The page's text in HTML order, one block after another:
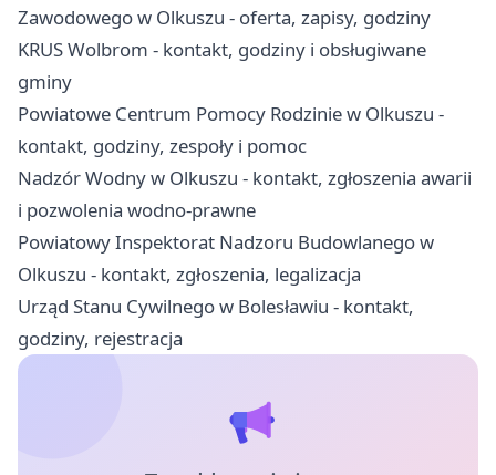
Zawodowego w Olkuszu - oferta, zapisy, godziny
KRUS Wolbrom - kontakt, godziny i obsługiwane
gminy
Powiatowe Centrum Pomocy Rodzinie w Olkuszu -
kontakt, godziny, zespoły i pomoc
Nadzór Wodny w Olkuszu - kontakt, zgłoszenia awarii
i pozwolenia wodno-prawne
Powiatowy Inspektorat Nadzoru Budowlanego w
Olkuszu - kontakt, zgłoszenia, legalizacja
Urząd Stanu Cywilnego w Bolesławiu - kontakt,
godziny, rejestracja